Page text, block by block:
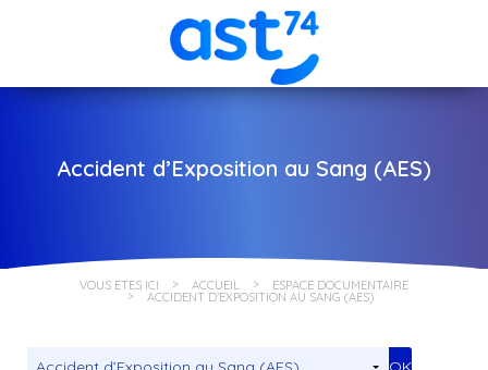
Accident d’Exposition au Sang (AES)
VOUS ÊTES ICI ACCUEIL ESPACE DOCUMENTAIRE
ACCIDENT D’EXPOSITION AU SANG (AES)